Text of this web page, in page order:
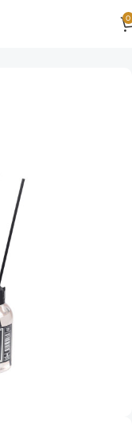
0